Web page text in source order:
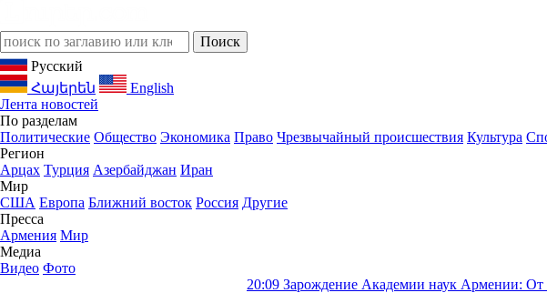
Русский
Հայերեն
English
Лента новостей
По разделам
Политические Общество Экономика Право Чрезвычайный происшествия Культура
Регион
Арцах Турция Азербайджан Иран
Мир
США Европа Ближний восток Россия Другие
Пресса
Армения Мир
Медиа
Видео Фото
Зарождение Академии наук Армении: От истоков